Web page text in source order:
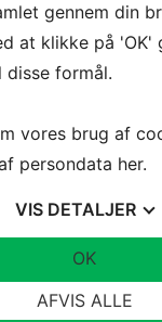
frysere
gennem din
at klikke på 'OK'
disse formål.
vores brug af
persondata her.
VIS DETALJER
AFVIS ALLE
OK